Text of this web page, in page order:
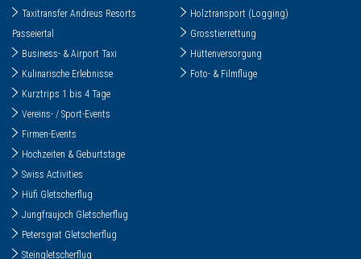
Taxitransfer Andreus Resorts
Passeiertal
Business- & Airport Taxi
Kulinarische Erlebnisse
Kurztrips 1 bis 4 Tage
Vereins- / Sport-Events
Firmen-Events
Hochzeiten & Geburtstage
Swiss Activities
Hüfi Gletscherflug
Jungfraujoch Gletscherflug
Petersgrat Gletscherflug
Steingletscherflug
Holztransport (Logging)
Grosstierrettung
Hüttenversorgung
Foto- & Filmflüge